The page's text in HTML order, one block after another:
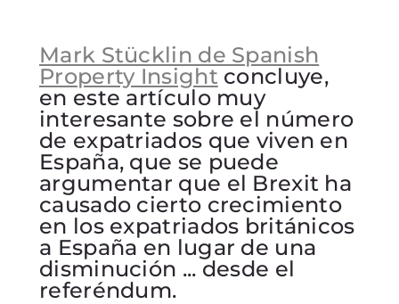
Mark Stücklin de Spanish
Property Insight concluye,
en este artículo muy
interesante sobre el número
de expatriados que viven en
España, que se puede
argumentar que el Brexit ha
causado cierto crecimiento
en los expatriados británicos
a España en lugar de una
disminución ... desde el
referéndum.